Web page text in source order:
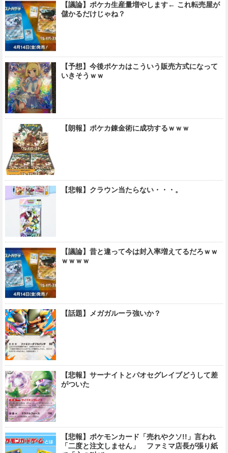
【議論】ポケカ生産量増やします← これ転売屋が
儲かるだけじゃね？
【予想】今後ポケカはこういう販売方式になって
いきそうｗｗ
【朗報】ポケカ錬金術に成功するｗｗｗ
【悲報】クラウン当たらない・・・。
【議論】昔と違って今は封入率増えてるだろｗｗ
ｗｗｗｗ
【話題】メガガルーラ強いか？
【悲報】サーナイトとパオセグレイブどうして差
がついた
【悲報】ポケモンカード「売れやクソ!!」言われ
「二度と注文しません」 ファミマ店長が張り紙